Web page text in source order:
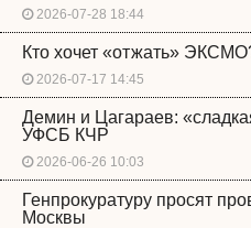
2026-07-28 18:44
Кто хочет «отжать»
2026-07-17 14:45
Демин и Цагараев:
УФСБ КЧР
2026-06-26 10:03
Генпрокуратуру просят
Москвы